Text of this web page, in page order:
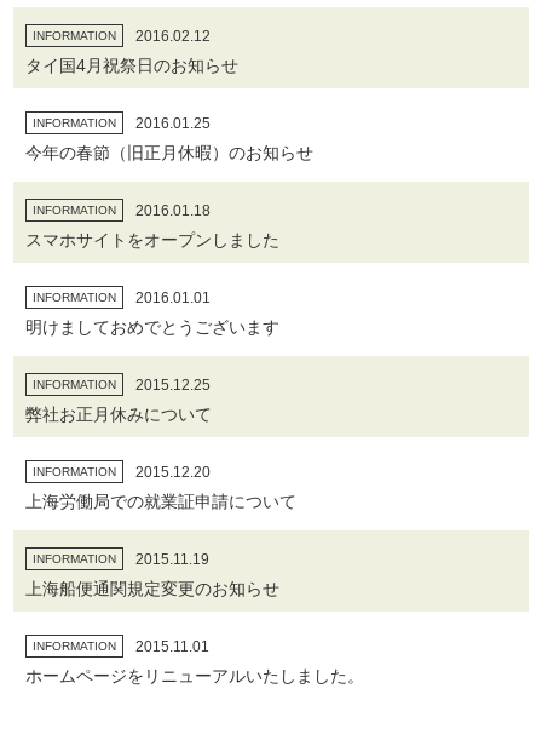
INFORMATION 2016.02.12
タイ国4月祝祭日のお知らせ
INFORMATION 2016.01.25
今年の春節（旧正月休暇）のお知らせ
INFORMATION 2016.01.18
スマホサイトをオープンしました
INFORMATION 2016.01.01
明けましておめでとうございます
INFORMATION 2015.12.25
弊社お正月休みについて
INFORMATION 2015.12.20
上海労働局での就業証申請について
INFORMATION 2015.11.19
上海船便通関規定変更のお知らせ
INFORMATION 2015.11.01
ホームページをリニューアルいたしました。